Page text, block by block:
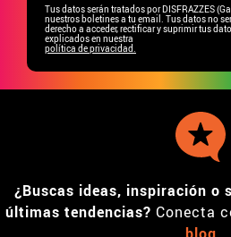
Tus datos serán tratados por DISFRAZZES
nuestros boletines a tu email. Tus datos no
derecho a acceder, rectificar y suprimir tus
explicados en nuestra
política de privacidad.
¿Buscas ideas, inspiración o
últimas tendencias? Conecta